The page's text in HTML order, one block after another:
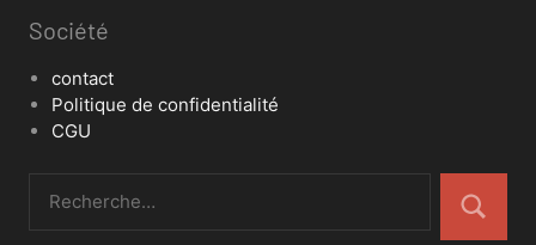
Société
contact
Politique de confidentialité
CGU